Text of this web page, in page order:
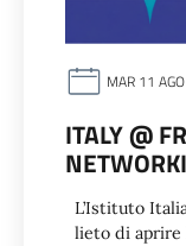
MAR 11
ITALY @
L’Istituto
lieto di aprire